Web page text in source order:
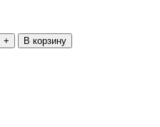
В корзину